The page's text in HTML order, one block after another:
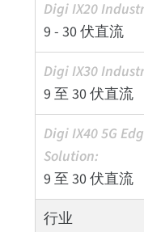
9 - 30 伏直流
9 至 30 伏直流
9 至 30 伏直流
行业